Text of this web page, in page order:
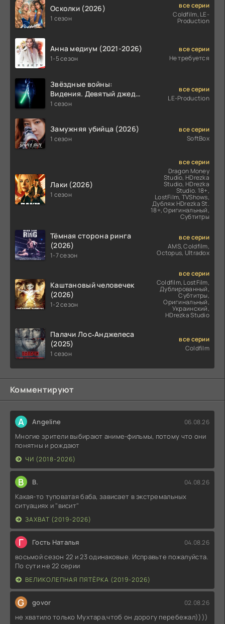
Осколки (2026)
1 сезон
все серии
Coldfilm, LE-
Production
Анна медиум (2021-2026)
1-5 сезон
все серии
Не требуется
Звёздные войны:
Видения. Девятый джедай
(2026)
1 сезон
все серии
LE-Production
Замужняя убийца (2026)
1 сезон
все серии
SoftBox
Лаки (2026)
1 сезон
все серии
Dragon Money
Studio, HDrezka
Studio, HDrezka
Studio. 18+,
LostFilm, TVShows,
Дубляж HDrezka St.
18+, Оригинальный,
Субтитры
Тёмная сторона ринга
(2026)
1-7 сезон
все серии
AMS, Coldfilm,
Octopus, Ultradox
Каштановый человечек
(2026)
1-2 сезон
все серии
Coldfilm, LostFilm,
Дублированный,
Субтитры,
Оригинальный,
Украинский,
HDrezka Studio
Палачи Лос‑Анджелеса
(2025)
1 сезон
все серии
Coldfilm
Комментируют
A Angeline 06.08.26
Многие зрители выбирают аниме-фильмы, потому что они
понятны и рождают
ЧИ (2018-2026)
В В. 04.08.26
Какая-то туповатая баба, зависает в экстремальных
ситуациях и "висит"
ЗАХВАТ (2019-2026)
Г Гость Наталья 04.08.26
восьмой сезон 22 и 23 одинаковые. Исправьте пожалуйста.
По сути не 22 серии
ВЕЛИКОЛЕПНАЯ ПЯТЁРКА (2019-2026)
G govor 02.08.26
не хватило только Мухтара,чтоб он дорогу перебежал))))